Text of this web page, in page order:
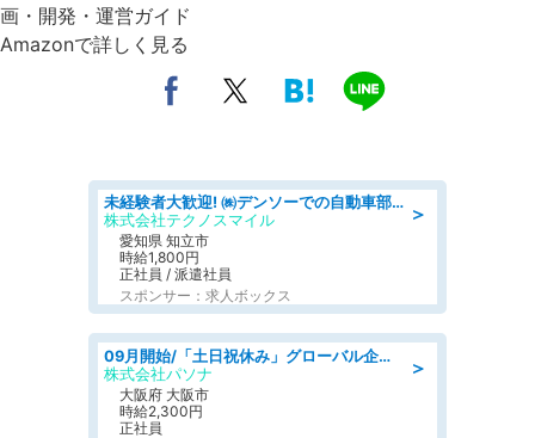
画・開発・運営ガイド
Amazonで詳しく見る
＞
未経験者大歓迎! ㈱デンソーでの自動車部品の組立作業 denso aichi
株式会社テクノスマイル
愛知県 知立市
時給1,800円
正社員 / 派遣社員
スポンサー：求人ボックス
＞
09月開始/「土日祝休み」グローバル企業での産業保健のお仕事/保健師/高時給/残業なし/服装自由
株式会社パソナ
大阪府 大阪市
時給2,300円
正社員